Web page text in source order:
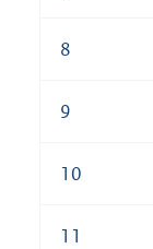
8
9
10
11